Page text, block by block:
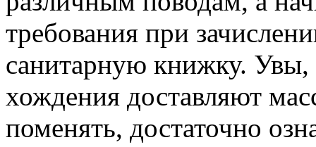
требования при
санитарную книжку. Увы,
хождения доставляют
поменять, достаточно